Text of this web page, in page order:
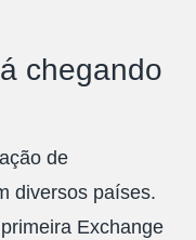
chegando
de
diversos países.
Exchange